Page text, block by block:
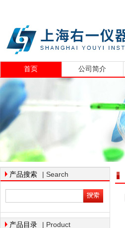
首页 公司简介
产品搜索 | Search
产品目录 | Product